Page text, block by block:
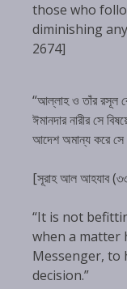
those who
diminishing
2674]
“আল্লাহ ও তাঁর রসূল
ঈমানদার নারীর সে
আদেশ অমান্য করে সে
[সূরাহ আল আহযাব
“It is not
when a matter
Messenger, to
decision.”